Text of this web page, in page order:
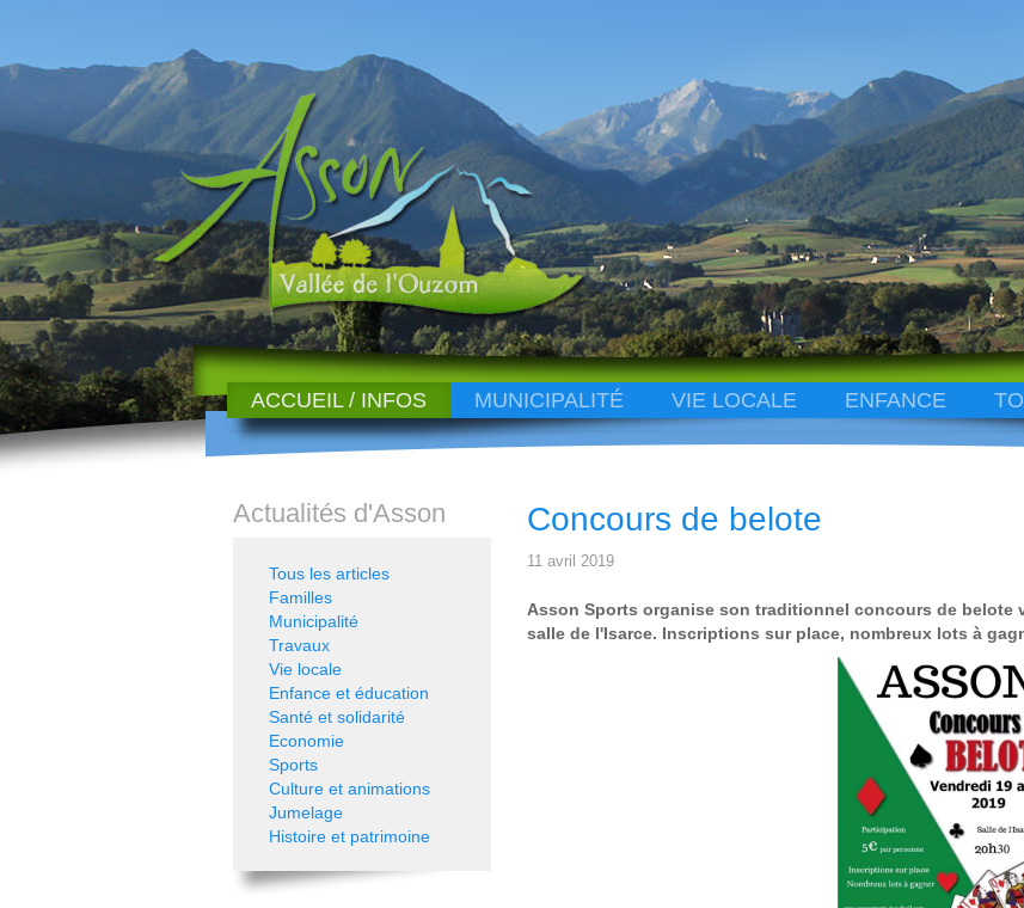
ACCUEIL / INFOS MUNICIPALITÉ VIE LOCALE ENFANCE
Concours de belote
11 avril 2019
Asson Sports organise son traditionnel concours de belote
salle de l'Isarce. Inscriptions sur place, nombreux lots à
Actualités d'Asson
Tous les articles
Familles
Municipalité
Travaux
Vie locale
Enfance et éducation
Santé et solidarité
Economie
Sports
Culture et animations
Jumelage
Histoire et patrimoine